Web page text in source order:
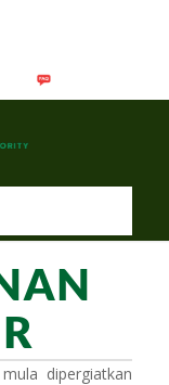
dipergiatkan